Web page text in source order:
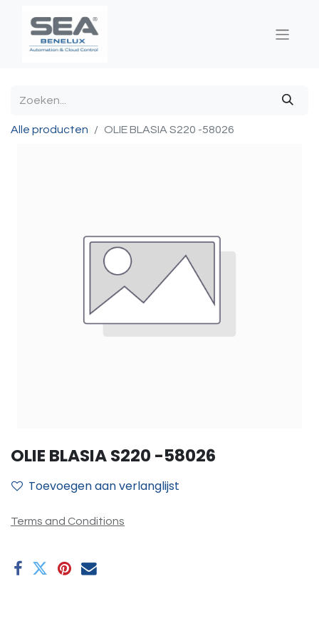
Alle producten OLIE BLASIA S220 -58026
OLIE BLASIA S220 -58026
Toevoegen aan verlanglijst
Terms and Conditions